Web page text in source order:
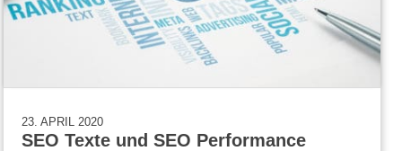
23. APRIL 2020
SEO Texte und SEO Performance